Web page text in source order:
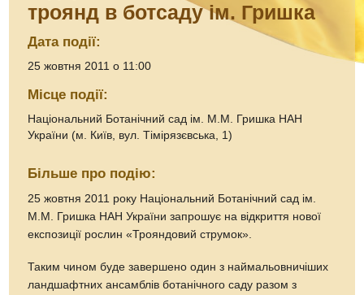
троянд в ботсаду ім. Гришка
Дата події:
25 жовтня 2011 о 11:00
Місце події:
Національний Ботанічний сад ім. М.М. Гришка НАН
України (м. Київ, вул. Тімірязєвська, 1)
Більше про подію:
25 жовтня 2011 року Національний Ботанічний сад ім.
М.М. Гришка НАН України запрошує на відкриття нової
експозиції рослин «Трояндовий струмок».
Таким чином буде завершено один з наймальовничіших
ландшафтних ансамблів ботанічного саду разом з